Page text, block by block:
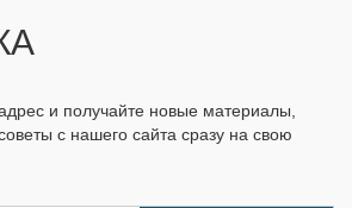
и получайте новые материалы,
с нашего сайта сразу на свою